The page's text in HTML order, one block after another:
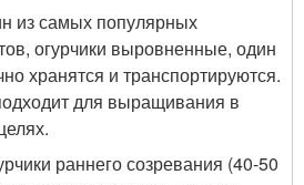
из самых популярных
огурчики выровненные, один
хранятся и транспортируются.
для выращивания в
раннего созревания (40-50